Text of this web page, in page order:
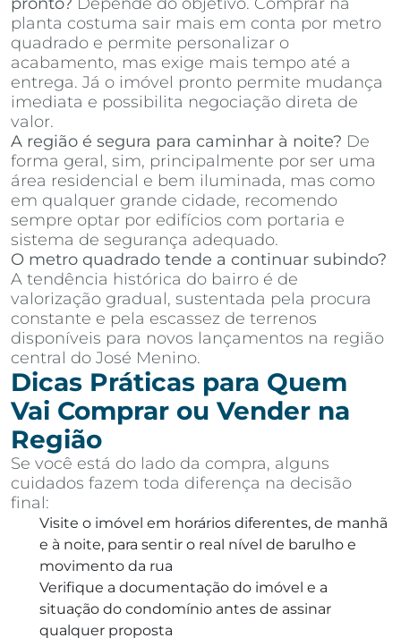
planta costuma sair mais em conta por metro
quadrado e permite personalizar o
acabamento, mas exige mais tempo até a
entrega. Já o imóvel pronto permite mudança
imediata e possibilita negociação direta de
valor.
A região é segura para caminhar à noite? De
forma geral, sim, principalmente por ser uma
área residencial e bem iluminada, mas como
em qualquer grande cidade, recomendo
sempre optar por edifícios com portaria e
sistema de segurança adequado.
O metro quadrado tende a continuar subindo?
A tendência histórica do bairro é de
valorização gradual, sustentada pela procura
constante e pela escassez de terrenos
disponíveis para novos lançamentos na região
central do José Menino.
Dicas Práticas para Quem
Vai Comprar ou Vender na
Região
Se você está do lado da compra, alguns
cuidados fazem toda diferença na decisão
final:
Visite o imóvel em horários diferentes, de manhã
e à noite, para sentir o real nível de barulho e
movimento da rua
Verifique a documentação do imóvel e a
situação do condomínio antes de assinar
qualquer proposta